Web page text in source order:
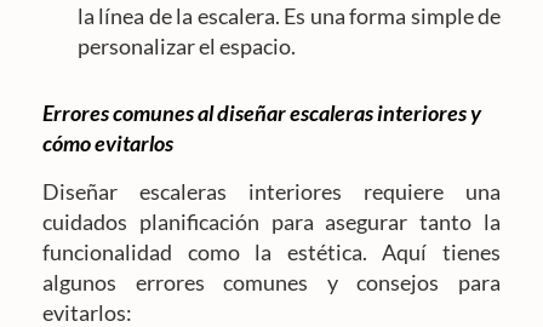
la línea de la escalera. Es una forma simple de
personalizar el espacio.
Errores comunes al diseñar escaleras interiores y
cómo evitarlos
Diseñar escaleras interiores requiere una
cuidados planificación para asegurar tanto la
funcionalidad como la estética. Aquí tienes
algunos errores comunes y consejos para
evitarlos: